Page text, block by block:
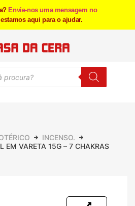
Envie-nos uma mensagem no
aqui para o ajudar.
INCENSO.
EM VARETA 15G – 7 CHAKRAS